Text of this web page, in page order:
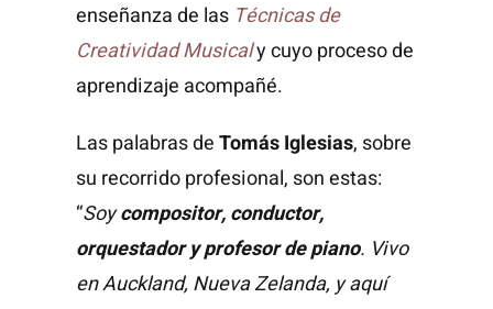
enseñanza de las Técnicas de
Creatividad Musicalycuyo proceso de
aprendizaje acompañé.
Las palabras deTomás Iglesias, sobre
su recorrido profesional, son estas:
“Soycompositor, conductor,
orquestador y profesor de piano. Vivo
en Auckland, Nueva Zelanda, y aquí